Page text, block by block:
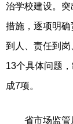
治学校建设。
措施，逐项明
到人、责任到
13个具体问题
成7项。
省市场监管局